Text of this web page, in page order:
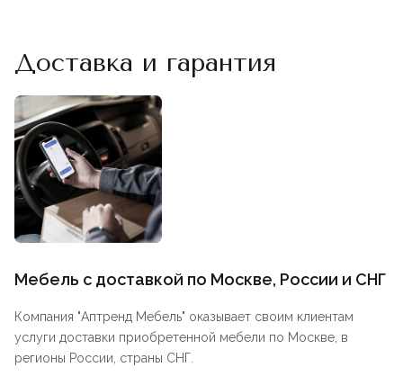
Доставка и гарантия
Мебель с доставкой по Москве, России и СНГ
Компания "Аптренд Мебель" оказывает своим клиентам
услуги доставки приобретенной мебели по Москве, в
регионы России, страны СНГ.